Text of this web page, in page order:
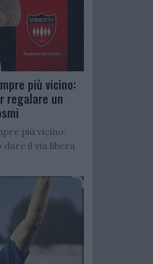
più vicino:
regalare un
più vicino:
dare il via libera